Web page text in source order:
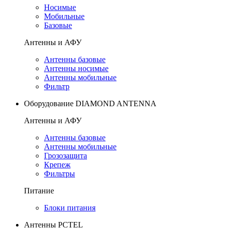
Носимые
Мобильные
Базовые
Антенны и АФУ
Антенны базовые
Антенны носимые
Антенны мобильные
Фильтр
Оборудование DIAMOND ANTENNA
Антенны и АФУ
Антенны базовые
Антенны мобильные
Грозозащита
Крепеж
Фильтры
Питание
Блоки питания
Антенны PCTEL